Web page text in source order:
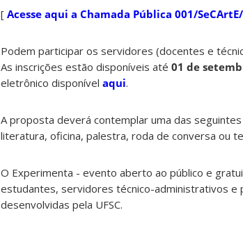
[ Acesse aqui a Chamada Pública 001/
Podem participar os servidores (docentes e
As inscrições estão disponíveis até 01 de
eletrônico disponível aqui.
A proposta deverá contemplar uma das
literatura, oficina, palestra, roda de conversa ou
O Experimenta - evento aberto ao público e
estudantes, servidores técnico-administrativos
desenvolvidas pela UFSC.